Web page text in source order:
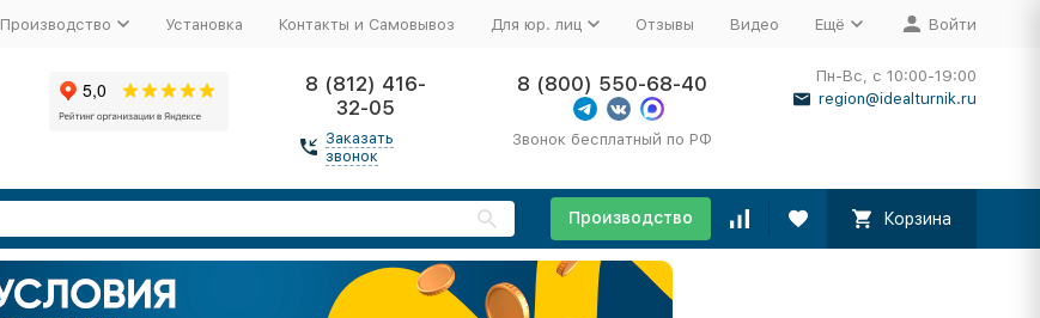
Производство Установка Контакты и Самовывоз Для юр. лиц Отзывы Видео Ещё Войти
8 (812) 416-
32-05
Заказать
звонок
8 (800) 550-68-40
Звонок бесплатный по РФ
Пн-Вс, с 10:00-19:00
region@idealturnik.ru
Производство Корзина